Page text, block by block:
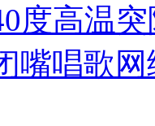
度高温
嘴唱歌